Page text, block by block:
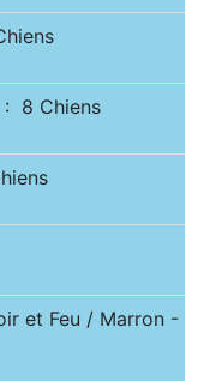
: 8 Chiens
et Feu / Marron -